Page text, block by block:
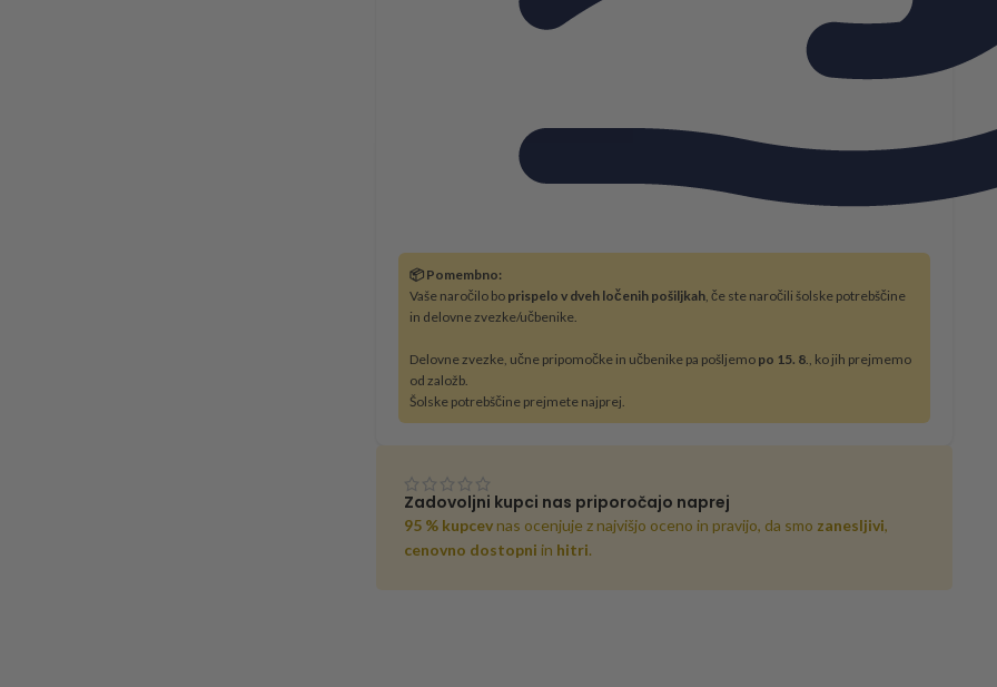
📦 Pomembno:
Vaše naročilo bo prispelo v dveh ločenih pošiljkah, če ste naročili šolske potrebščine
in delovne zvezke/učbenike.
Delovne zvezke, učne pripomočke in učbenike pa pošljemo po 15. 8., ko jih prejmemo
od založb.
Šolske potrebščine prejmete najprej.
Zadovoljni kupci nas priporočajo naprej
95 % kupcev nas ocenjuje z najvišjo oceno in pravijo, da smo zanesljivi,
cenovno dostopni in hitri.